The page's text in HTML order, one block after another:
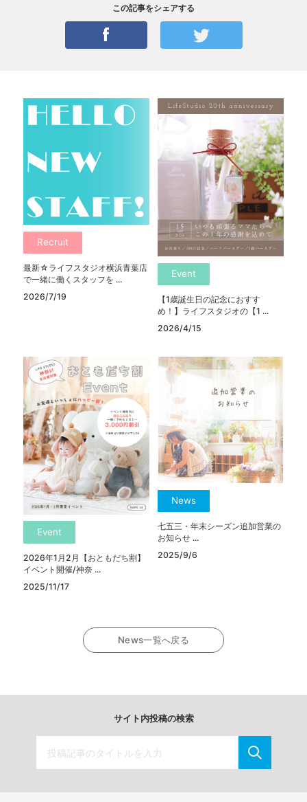
この記事をシェアする
Recruit
最新☆ライフスタジオ横浜青葉店
で一緒に働くスタッフを ...
2026/7/19
Event
【1歳誕生日の記念におすす
め！】ライフスタジオの【1 ...
2026/4/15
Event
2026年1月2月【おともだち割】
イベント開催/神奈 ...
2025/11/17
News
七五三・年末シーズン追加営業の
お知らせ ...
2025/9/6
News一覧へ戻る
サイト内投稿の検索